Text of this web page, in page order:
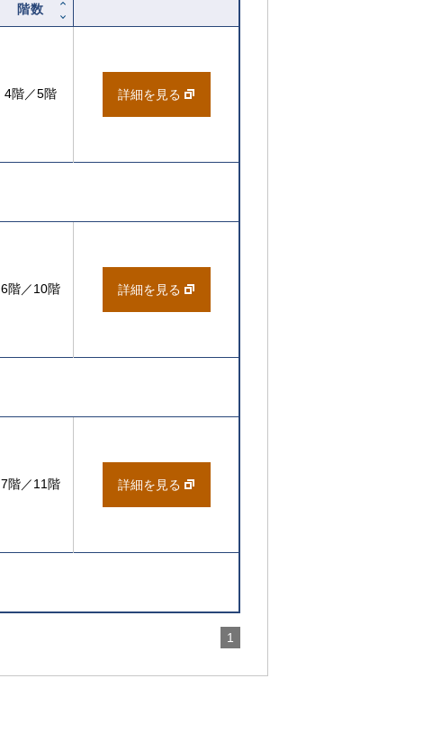
階数
4階／5階 詳細を見る
6階／10階 詳細を見る
7階／11階 詳細を見る
1